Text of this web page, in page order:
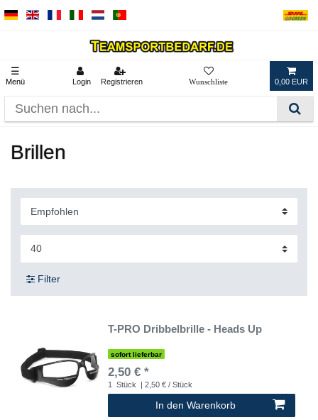
☰
Menü Login Registrieren 0,00 EUR
Brillen
Filter
T-PRO Dribbelbrille - Heads Up
sofort lieferbar
2,50 € *
1 Stück | 2,50 € / Stück
In den Warenkorb